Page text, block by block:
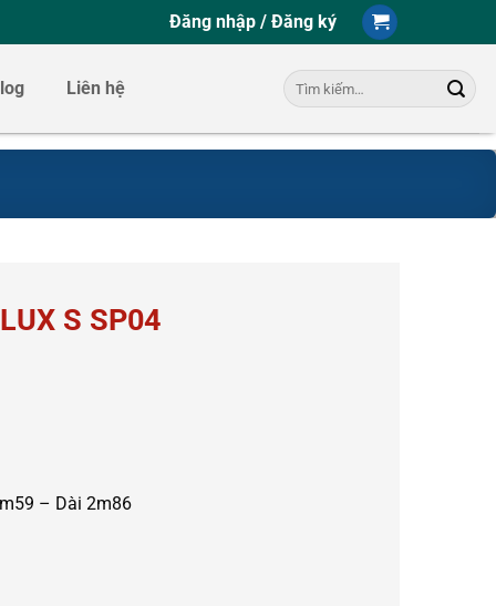
Đăng nhập / Đăng ký
Liên hệ
Tìm
kiếm:
S SP04
– Dài 2m86